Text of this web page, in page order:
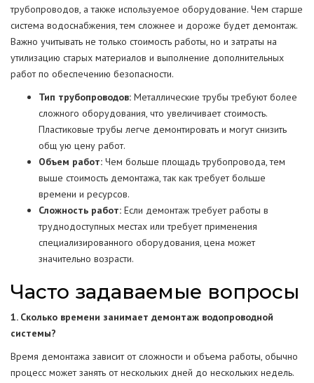
трубопроводов, а также используемое оборудование. Чем старше
система водоснабжения, тем сложнее и дороже будет демонтаж.
Важно учитывать не только стоимость работы, но и затраты на
утилизацию старых материалов и выполнение дополнительных
работ по обеспечению безопасности.
Тип трубопроводов: Металлические трубы требуют более
сложного оборудования, что увеличивает стоимость.
Пластиковые трубы легче демонтировать и могут снизить
общ ую цену работ.
Объем работ: Чем больше площадь трубопровода, тем
выше стоимость демонтажа, так как требует больше
времени и ресурсов.
Сложность работ: Если демонтаж требует работы в
труднодоступных местах или требует применения
специализированного оборудования, цена может
значительно возрасти.
Часто задаваемые вопросы
1. Сколько времени занимает демонтаж водопроводной
системы?
Время демонтажа зависит от сложности и объема работы, обычно
процесс может занять от нескольких дней до нескольких недель.